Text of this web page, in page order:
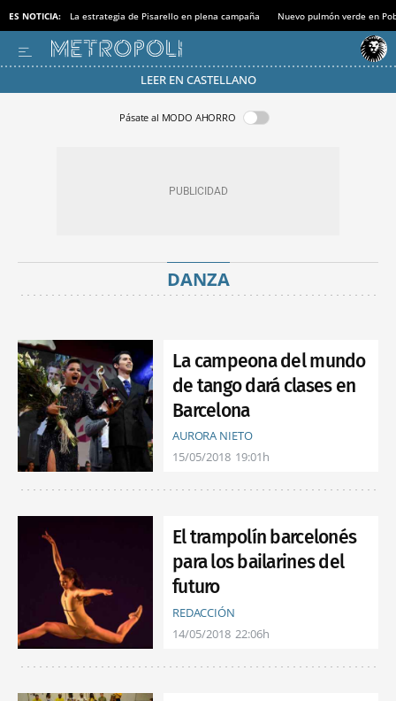
ES NOTICIA: La estrategia de Pisarello en plena campaña Nuevo pulmón verde en
LEER EN CASTELLANO
Pásate al MODO AHORRO
DANZA
La campeona del mundo
de tango dará clases en
Barcelona
AURORA NIETO
15/05/2018 19:01h
El trampolín barcelonés
para los bailarines del
futuro
REDACCIÓN
14/05/2018 22:06h